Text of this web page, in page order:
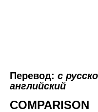
Перевод: с
английский
COMPARISON